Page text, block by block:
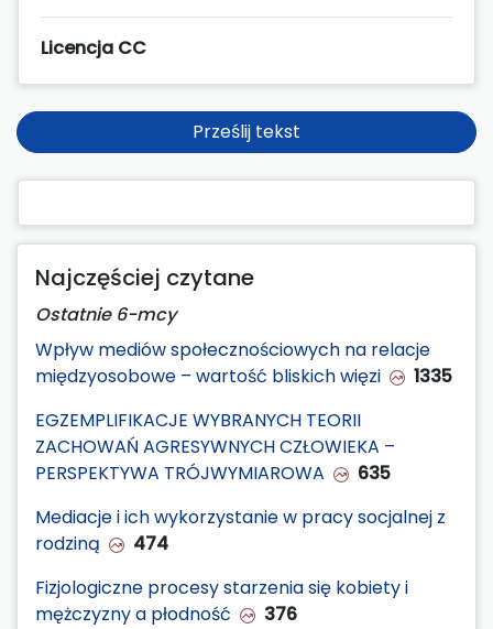
Licencja CC
Prześlij tekst
Najczęściej czytane
Ostatnie 6-mcy
Wpływ mediów społecznościowych na relacje
międzyosobowe – wartość bliskich więzi
1335
EGZEMPLIFIKACJE WYBRANYCH TEORII
ZACHOWAŃ AGRESYWNYCH CZŁOWIEKA –
PERSPEKTYWA TRÓJWYMIAROWA
635
Mediacje i ich wykorzystanie w pracy socjalnej z
rodziną
474
Fizjologiczne procesy starzenia się kobiety i
mężczyzny a płodność
376